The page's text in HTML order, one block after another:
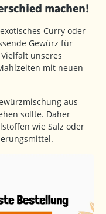
machen!
Curry oder
Gewürz für
unseres
mit neuen
aus
sollte. Daher
wie Salz oder